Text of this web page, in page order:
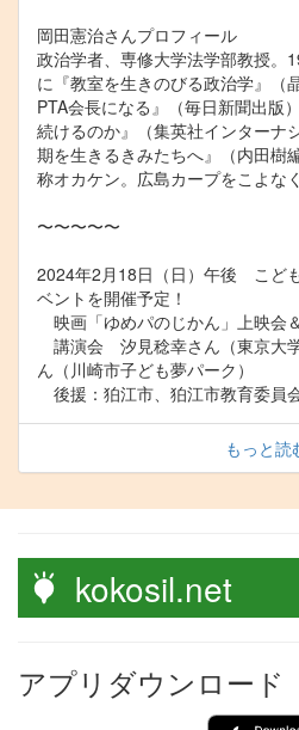
岡田憲治さんプロフィール
政治学者、専修大学法学部教授。
に『教室を生きのびる政治学』（
PTA会長になる』（毎日新聞出版
続けるのか』（集英社インターナ
期を生きるきみたちへ』（内田樹
称オカケン。広島カープをこよな
〜〜〜〜〜
2024年2月18日（日）午後 こど
ベントを開催予定！
映画「ゆめパのじかん」上映会
講演会 汐見稔幸さん（東京大
ん（川崎市子ども夢パーク）
後援：狛江市、狛江市教育委員
もっと読
kokosil.net
アプリダウンロード